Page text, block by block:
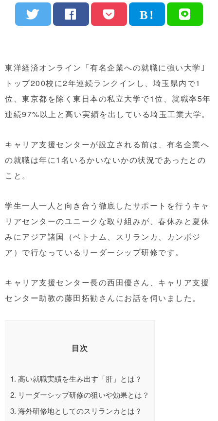
東洋経済オンライン「有名企業への就職に強い大学｣
トップ200校に2年連続ランクインし、埼玉県内で1
位、東京都を除く東日本の私立大学で1位、就職率5年
連続97%以上と高い実績を出している埼玉工業大学。
キャリア支援センターが設立される前は、有名企業へ
の就職は年に1名いるかいないかの状況であったとの
こと。
学生一人一人と向き合う徹底したサポートを行うキャ
リアセンターのユニークな取り組みが、春休みと夏休
みにアジア諸国（ベトナム、スリランカ、カンボジ
ア）で行なっているリーダーシップ研修です。
キャリア支援センター長の西田優さん、キャリア支援
センター助教の藤田拓勧さんにお話を伺いました。
目次
1. 高い就職実績を生み出す「肝」とは？
2. リーダーシップ研修の狙いや効果とは？
3. 海外研修地としてのスリランカとは？